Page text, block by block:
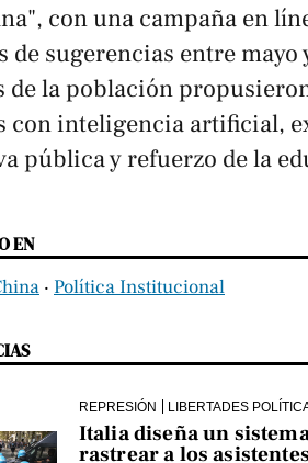
con una campaña en
de sugerencias entre mayo
de la población
con inteligencia artificial,
pública y refuerzo de la
EN
‧ Política Institucional
REPRESIÓN LIBERTADES
Italia diseña un
rastrear a los